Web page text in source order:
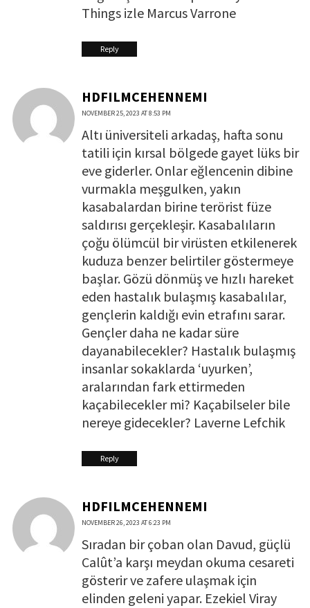
Things izle Marcus Varrone
Reply
HDFILMCEHENNEMI
NOVEMBER 25, 2023 AT 8:53 PM
Altı üniversiteli arkadaş, hafta sonu
tatili için kırsal bölgede gayet lüks bir
eve giderler. Onlar eğlencenin dibine
vurmakla meşgulken, yakın
kasabalardan birine terörist füze
saldırısı gerçekleşir. Kasabalıların
çoğu ölümcül bir virüsten etkilenerek
kuduza benzer belirtiler göstermeye
başlar. Gözü dönmüş ve hızlı hareket
eden hastalık bulaşmış kasabalılar,
gençlerin kaldığı evin etrafını sarar.
Gençler daha ne kadar süre
dayanabilecekler? Hastalık bulaşmış
insanlar sokaklarda ‘uyurken’,
aralarından fark ettirmeden
kaçabilecekler mi? Kaçabilseler bile
nereye gidecekler? Laverne Lefchik
Reply
HDFILMCEHENNEMI
NOVEMBER 26, 2023 AT 6:23 PM
Sıradan bir çoban olan Davud, güçlü
Calût’a karşı meydan okuma cesareti
gösterir ve zafere ulaşmak için
elinden geleni yapar. Ezekiel Viray